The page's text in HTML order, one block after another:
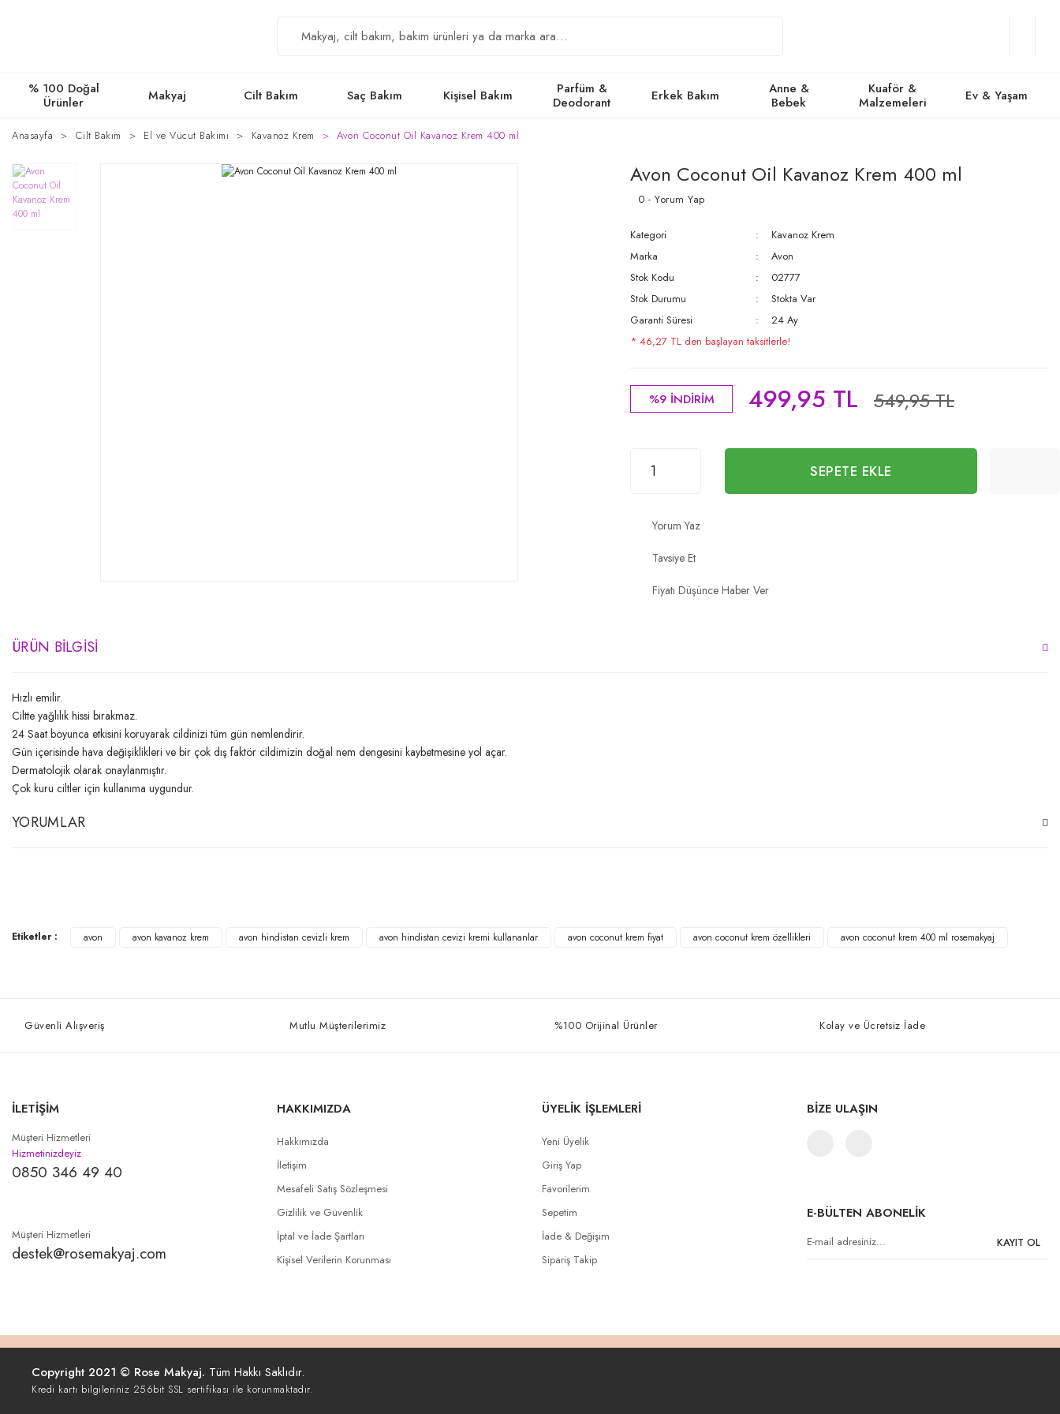
% 100 Doğal
Ürünler
Makyaj Cilt Bakım Saç Bakım Kişisel Bakım
Parfüm &
Deodorant
Erkek Bakım
Anne &
Bebek
Kuaför &
Malzemeleri
Ev & Yaşam
Anasayfa Cilt Bakım El ve Vücut Bakımı Kavanoz Krem Avon Coconut Oil Kavanoz Krem 400 ml
Avon Coconut Oil Kavanoz Krem 400 ml
0 - Yorum Yap
Kategori
Kavanoz Krem
Marka
Avon
Stok Kodu
02777
Stok Durumu
Stokta Var
Garanti Süresi
24 Ay
* 46,27 TL den başlayan taksitlerle!
%9 İNDİRİM 499,95 TL 549,95 TL
SEPETE EKLE
Yorum Yaz
Tavsiye Et
Fiyatı Düşünce Haber Ver
ÜRÜN BILGISI
Hızlı emilir.
Ciltte yağlılık hissi bırakmaz.
24 Saat boyunca etkisini koruyarak cildinizi tüm gün nemlendirir.
Gün içerisinde hava değişiklikleri ve bir çok dış faktör cildimizin doğal nem dengesini kaybetmesine yol açar.
Dermatolojik olarak onaylanmıştır.
Çok kuru ciltler için kullanıma uygundur.
YORUMLAR
Yorum Yaz
Etiketler : avon avon kavanoz krem avon hindistan cevizli krem avon hindistan cevizi kremi kullananlar avon coconut krem fiyat avon coconut krem özellikleri avon coconut krem 400 ml rosemakyaj
Güvenli Alışveriş Mutlu Müşterilerimiz %100 Orijinal Ürünler Kolay ve Ücretsiz İade
İLETİŞİM
Müşteri Hizmetleri
Hizmetinizdeyiz
0850 346 49 40
Müşteri Hizmetleri
destek@rosemakyaj.com
HAKKIMIZDA
Hakkımızda
İletişim
Mesafeli Satış Sözleşmesi
Gizlilik ve Güvenlik
İptal ve İade Şartları
Kişisel Verilerin Korunması
ÜYELİK İŞLEMLERİ
Yeni Üyelik
Giriş Yap
Favorilerim
Sepetim
İade & Değişim
Sipariş Takip
BİZE ULAŞIN
E-BÜLTEN ABONELİK
KAYIT OL
Copyright 2021 © Rose Makyaj. Tüm Hakkı Saklıdır.
Kredi kartı bilgileriniz 256bit SSL sertifikası ile korunmaktadır.